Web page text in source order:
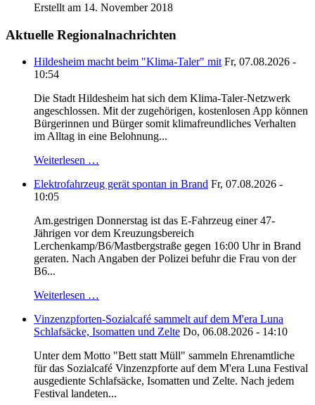
Erstellt am 14. November 2018
Aktuelle Regionalnachrichten
Hildesheim macht beim "Klima-Taler" mit Fr, 07.08.2026 -
10:54
Die Stadt Hildesheim hat sich dem Klima-Taler-Netzwerk
angeschlossen. Mit der zugehörigen, kostenlosen App können
Bürgerinnen und Bürger somit klimafreundliches Verhalten
im Alltag in eine Belohnung...
Weiterlesen …
Elektrofahrzeug gerät spontan in Brand Fr, 07.08.2026 -
10:05
Am.gestrigen Donnerstag ist das E-Fahrzeug einer 47-
Jährigen vor dem Kreuzungsbereich
Lerchenkamp/B6/Mastbergstraße gegen 16:00 Uhr in Brand
geraten. Nach Angaben der Polizei befuhr die Frau von der
B6...
Weiterlesen …
Vinzenzpforten-Sozialcafé sammelt auf dem M'era Luna
Schlafsäcke, Isomatten und Zelte Do, 06.08.2026 - 14:10
Unter dem Motto "Bett statt Müll" sammeln Ehrenamtliche
für das Sozialcafé Vinzenzpforte auf dem M'era Luna Festival
ausgediente Schlafsäcke, Isomatten und Zelte. Nach jedem
Festival landeten...